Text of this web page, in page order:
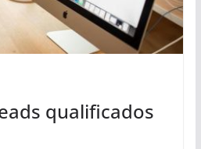
qualificados